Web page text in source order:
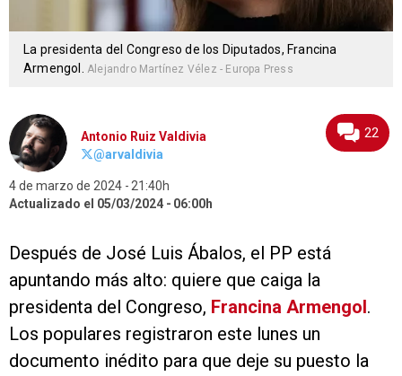
La presidenta del Congreso de los Diputados, Francina
Armengol.
Alejandro Martínez Vélez - Europa Press
Antonio Ruiz Valdivia
@arvaldivia
4 de marzo de 2024
21:40h
Actualizado el 05/03/2024
06:00h
22
Después de José Luis Ábalos, el PP está
apuntando más alto: quiere que caiga la
presidenta del Congreso, Francina Armengol.
Los populares registraron este lunes un
documento inédito para que deje su puesto la